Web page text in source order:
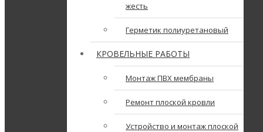
жесть
Герметик полиуретановый
КРОВЕЛЬНЫЕ РАБОТЫ
Монтаж ПВХ мембраны
Ремонт плоской кровли
Устройство и монтаж плоской